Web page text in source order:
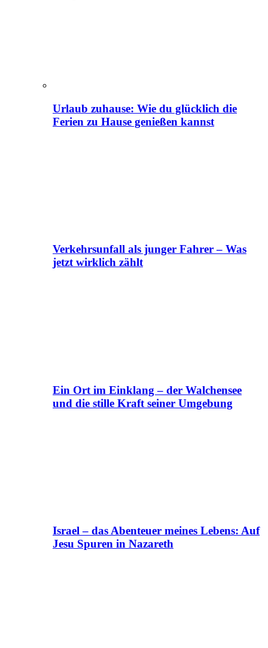
Urlaub zuhause: Wie du glücklich die
Ferien zu Hause genießen kannst
Verkehrsunfall als junger Fahrer – Was
jetzt wirklich zählt
Ein Ort im Einklang – der Walchensee
und die stille Kraft seiner Umgebung
Israel – das Abenteuer meines Lebens: Auf
Jesu Spuren in Nazareth